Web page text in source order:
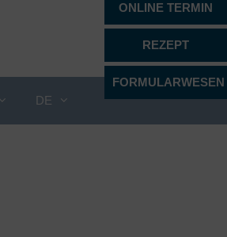
DE
ONLINE TERMIN
REZEPT
FORMULARWESEN